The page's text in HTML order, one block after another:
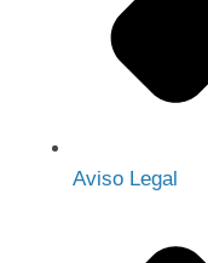
Aviso Legal